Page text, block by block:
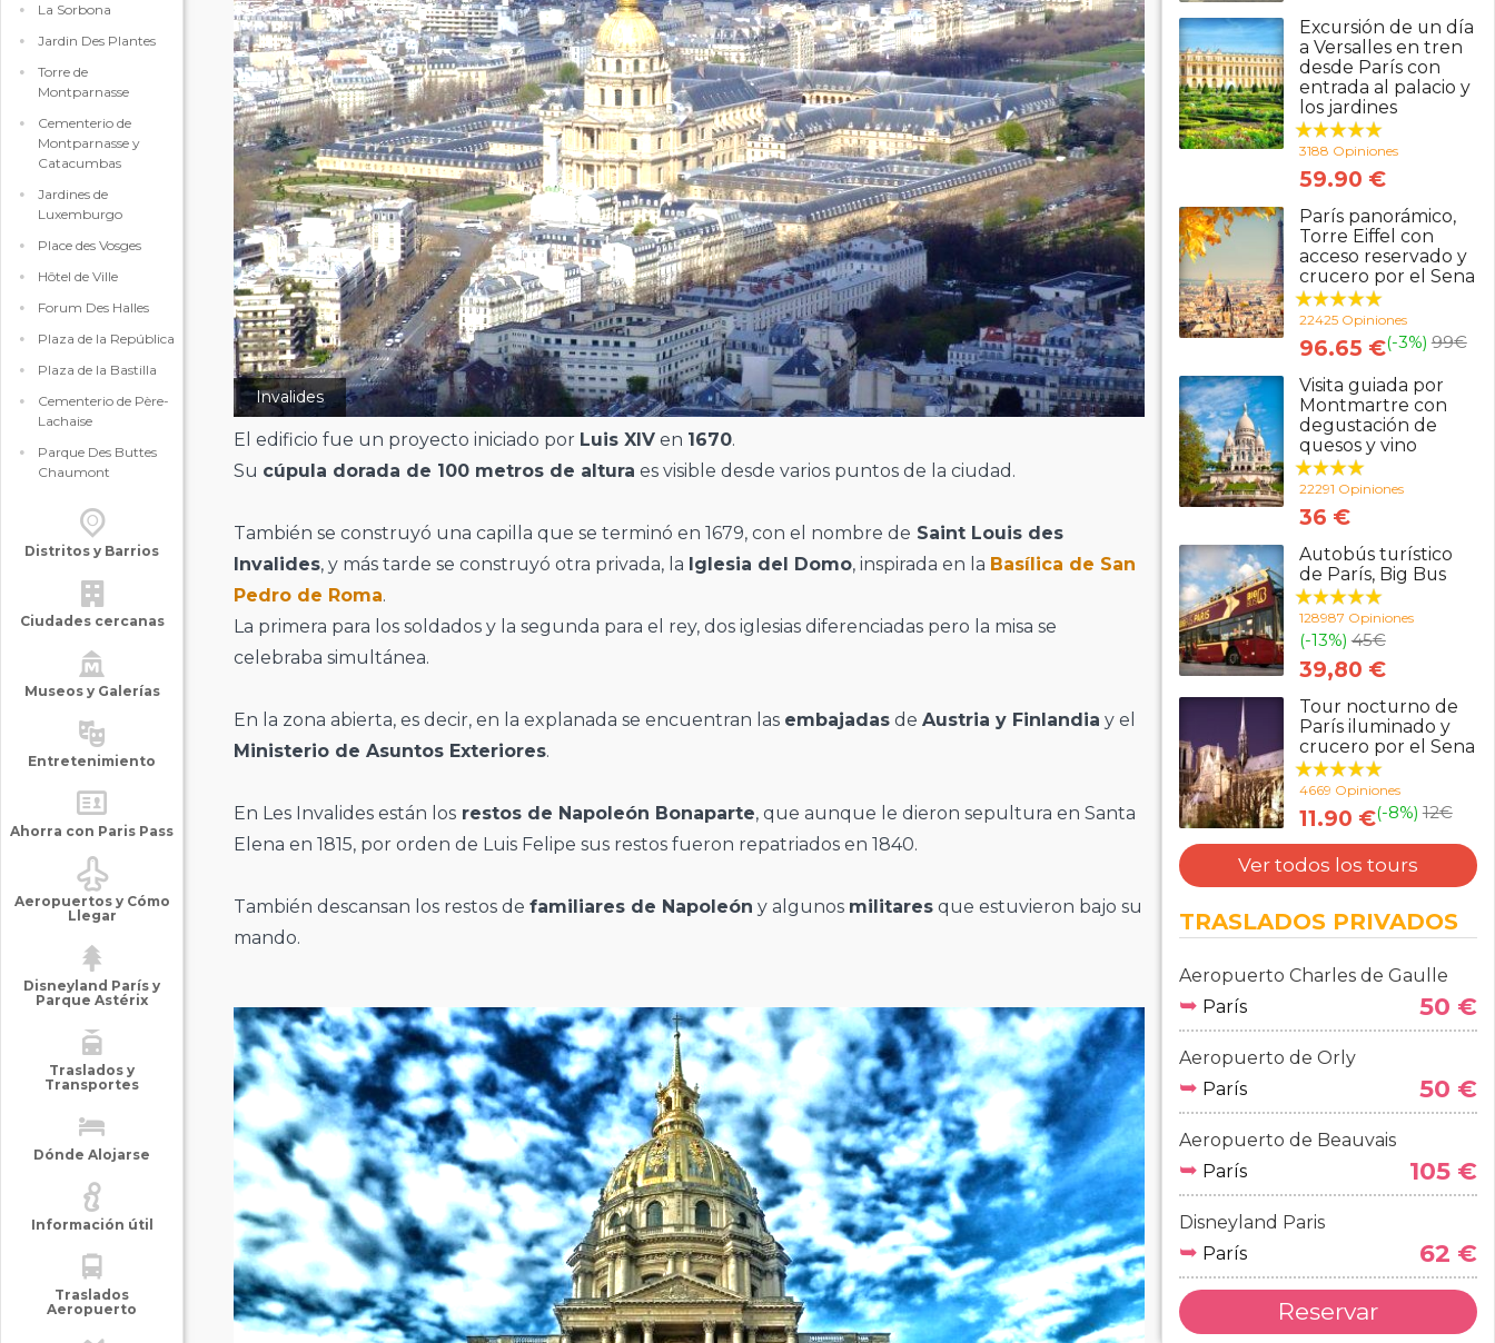
La Sorbona
Jardin Des Plantes
Torre de
Montparnasse
Cementerio de
Montparnasse y
Catacumbas
Jardines de
Luxemburgo
Place des Vosges
Hôtel de Ville
Forum Des Halles
Plaza de la República
Plaza de la Bastilla
Cementerio de Père-
Lachaise
Parque Des Buttes
Chaumont
Distritos y Barrios
Ciudades cercanas
Museos y Galerías
Entretenimiento
Ahorra con Paris Pass
Aeropuertos y Cómo
Llegar
Disneyland París y
Parque Astérix
Traslados y
Transportes
Dónde Alojarse
Información útil
Traslados
Aeropuerto
Invalides
El edificio fue un proyecto iniciado por Luis XIV en 1670.
Su cúpula dorada de 100 metros de altura es visible desde varios puntos de la ciudad.
También se construyó una capilla que se terminó en 1679, con el nombre de Saint Louis des
Invalides, y más tarde se construyó otra privada, la Iglesia del Domo, inspirada en la Basílica de San
Pedro de Roma.
La primera para los soldados y la segunda para el rey, dos iglesias diferenciadas pero la misa se
celebraba simultánea.
En la zona abierta, es decir, en la explanada se encuentran las embajadas deAustria y Finlandia y el
Ministerio de Asuntos Exteriores.
En Les Invalides están los restos de Napoleón Bonaparte, que aunque le dieron sepultura en Santa
Elena en 1815, por orden de Luis Felipe sus restos fueron repatriados en 1840.
También descansan los restos defamiliares de Napoleón y algunos militares que estuvieron bajo su
mando.
Excursión de un día
a Versalles en tren
desde París con
entrada al palacio y
los jardines
3188 Opiniones
59.90 €
París panorámico,
Torre Eiffel con
acceso reservado y
crucero por el Sena
22425 Opiniones
(-3%) 99€
96.65 €
Visita guiada por
Montmartre con
degustación de
quesos y vino
22291 Opiniones
36 €
Autobús turístico
de París, Big Bus
128987 Opiniones
(-13%) 45€
39,80 €
Tour nocturno de
París iluminado y
crucero por el Sena
4669 Opiniones
(-8%) 12€
11.90 €
Ver todos los tours
TRASLADOS PRIVADOS
Aeropuerto Charles de Gaulle
➥ París 50 €
Aeropuerto de Orly
➥ París 50 €
Aeropuerto de Beauvais
➥ París 105 €
Disneyland Paris
➥ París 62 €
Reservar